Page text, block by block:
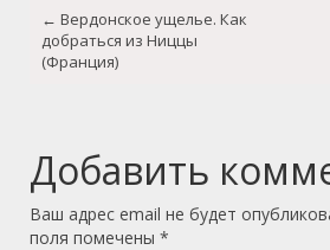
navigation
← Вердонское ущелье. Как
добраться из Ниццы
(Франция)
Добавить
Ваш адрес email не будет
поля помечены *